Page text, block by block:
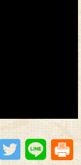
TwitterLine